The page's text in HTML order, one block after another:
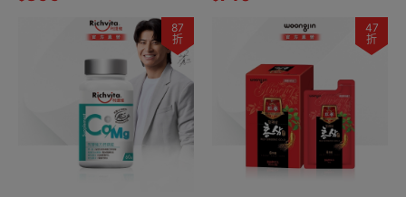
87
折
47
折